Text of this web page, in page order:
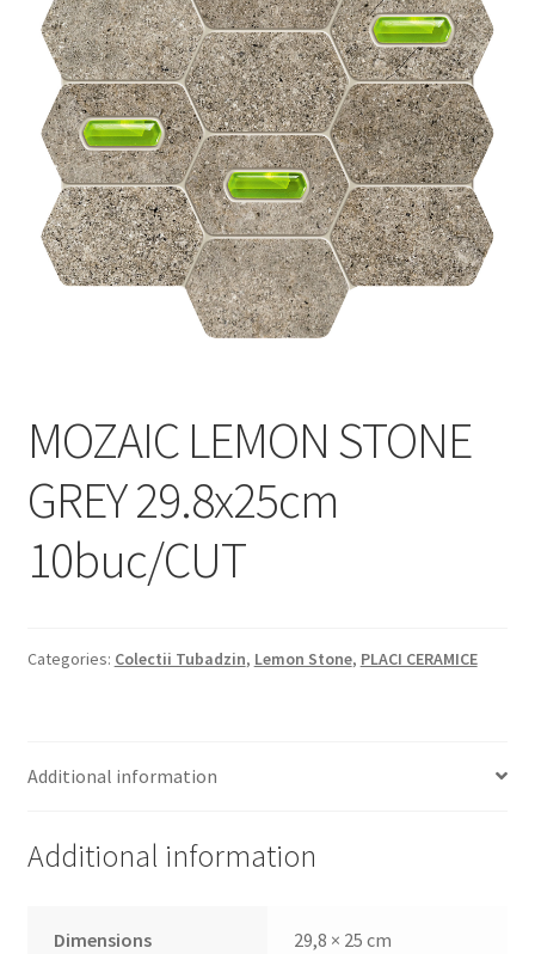
Informatii
Plata si Livrare
Politică de confidențialitate
Politica de cookie
Termeni si conditii
MOZAIC LEMON STONE
GREY 29.8x25cm
10buc/CUT
Categories: Colectii Tubadzin, Lemon Stone, PLACI CERAMICE
Additional information
Additional information
Dimensions 29,8 × 25 cm